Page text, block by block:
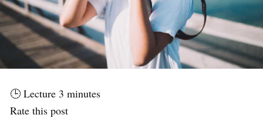
🕒 Lecture 3 minutes
Rate this post